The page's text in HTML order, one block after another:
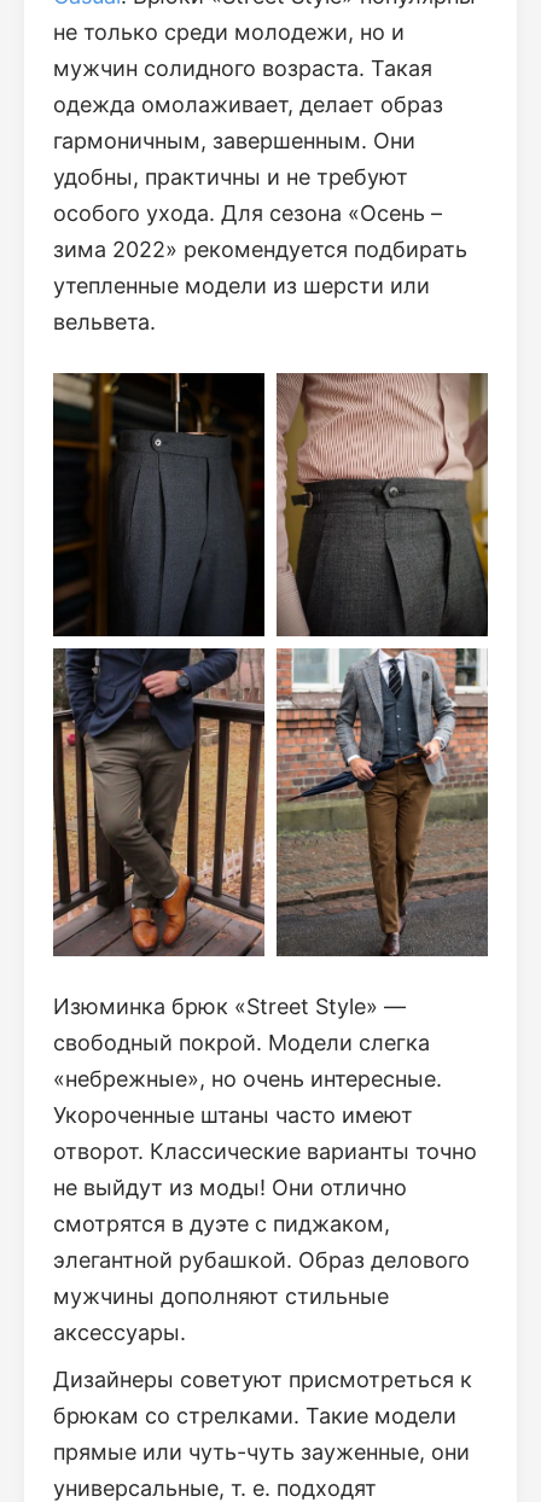
не только среди молодежи, но и
мужчин солидного возраста. Такая
одежда омолаживает, делает образ
гармоничным, завершенным. Они
удобны, практичны и не требуют
особого ухода. Для сезона «Осень –
зима 2022» рекомендуется подбирать
утепленные модели из шерсти или
вельвета.
Изюминка брюк «Street Style» —
свободный покрой. Модели слегка
«небрежные», но очень интересные.
Укороченные штаны часто имеют
отворот. Классические варианты точно
не выйдут из моды! Они отлично
смотрятся в дуэте с пиджаком,
элегантной рубашкой. Образ делового
мужчины дополняют стильные
аксессуары.
Дизайнеры советуют присмотреться к
брюкам со стрелками. Такие модели
прямые или чуть-чуть зауженные, они
универсальные, т. е. подходят